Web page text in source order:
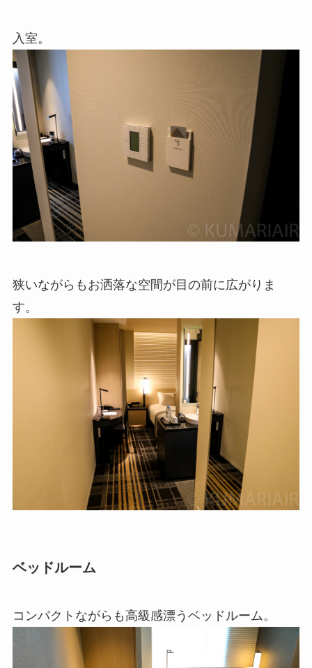
入室。
狭いながらもお洒落な空間が目の前に広がりま
す。
ベッドルーム
コンパクトながらも高級感漂うベッドルーム。